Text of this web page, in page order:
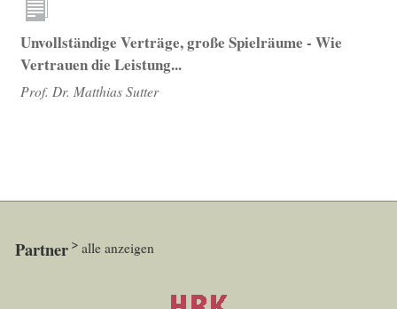
Unvollständige Verträge, große Spielräume - Wie
Vertrauen die Leistung...
Prof. Dr. Matthias Sutter
Partner alle anzeigen